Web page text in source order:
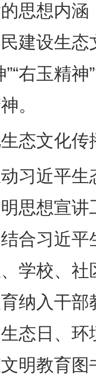
思想内
建设生
”“右玉精
。
文化传
近平生
思想宣
合习近
学校、
纳入干
态日、
明教育